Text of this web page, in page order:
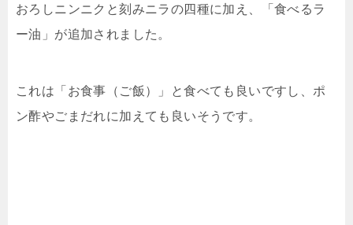
おろしニンニクと刻みニラの四種に加え、「食べるラ
ー油」が追加されました。
これは「お食事（ご飯）」と食べても良いですし、ポ
ン酢やごまだれに加えても良いそうです。